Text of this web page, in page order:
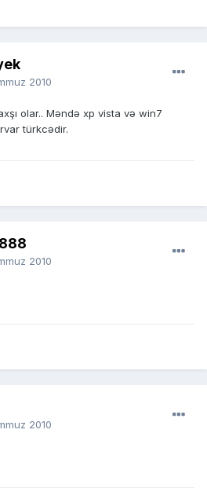
2010
olar.. Məndə xp vista və win7
türkcədir.
2010
2010